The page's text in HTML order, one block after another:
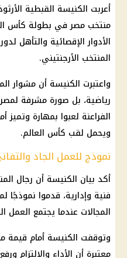
أعربت الكنيسة القبطية
المنتخب الأرجنتيني.
واعتبرت الكنيسة أن مشوار
رياضية، بل صورة مشرفة
الفراعنة لعبوا بمهارة وتميز
ويحمل لقب كأس العالم.
نموذج للعمل الجاد
أكد بيان الكنيسة أن رجال
فنية وإدارية، قدموا
المجالات عندما يجتمع العمل
وتوقفت الكنيسة أمام قيمة
معتبرة أن الأداء والالتزام